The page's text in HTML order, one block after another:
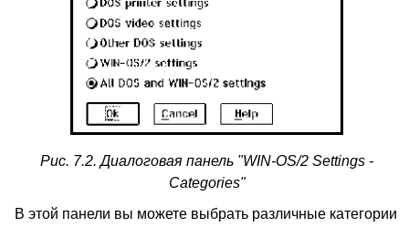
Рис. 7.2. Диалоговая панель "WIN-OS/2 Settings -
Categories"
В этой панели вы можете выбрать различные категории